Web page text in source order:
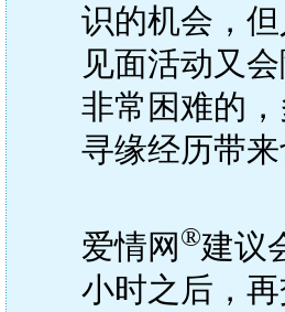
识的机会，
见面活动又
非常困难的
寻缘经历带来
爱情网 ®建议
小时之后，